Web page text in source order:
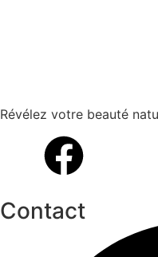
Révélez votre beauté
Contact